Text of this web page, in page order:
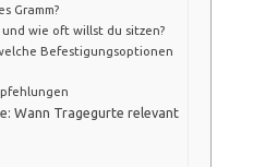
Gramm?
wie oft willst du sitzen?
Befestigungsoptionen
Wann Tragegurte relevant